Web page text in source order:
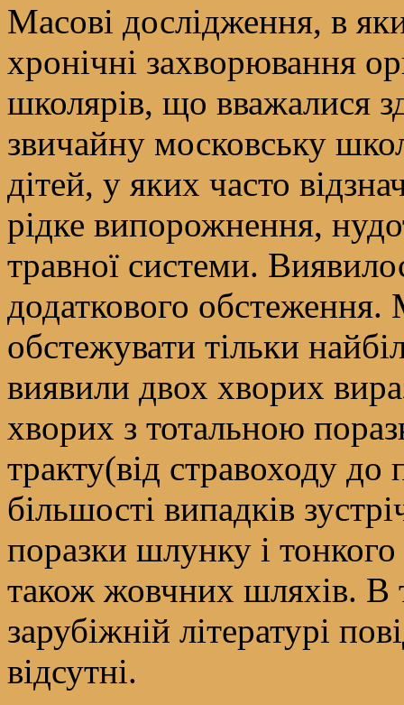
Масові дослідження, в
хронічні захворювання
школярів, що вважалися
звичайну московську
дітей, у яких часто
рідке випорожнення,
травної системи.
додаткового обстеження.
обстежувати тільки
виявили двох хворих
хворих з тотальною
тракту(від стравоходу
більшості випадків
поразки шлунку і
також жовчних шляхів. В
зарубіжній літературі
відсутні.